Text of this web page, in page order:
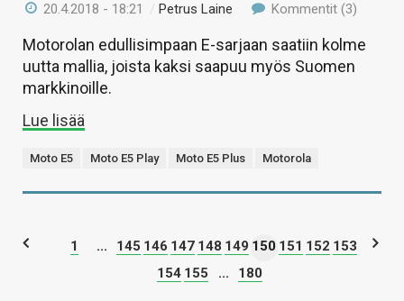
20.4.2018 - 18:21 /Petrus Laine Kommentit (3)
Motorolan edullisimpaan E-sarjaan saatiin kolme
uutta mallia, joista kaksi saapuu myös Suomen
markkinoille.
Lue lisää
Moto E5 Moto E5 Play Moto E5 Plus Motorola
1 ... 145 146 147 148 149 150 151 152 153
154 155 ... 180